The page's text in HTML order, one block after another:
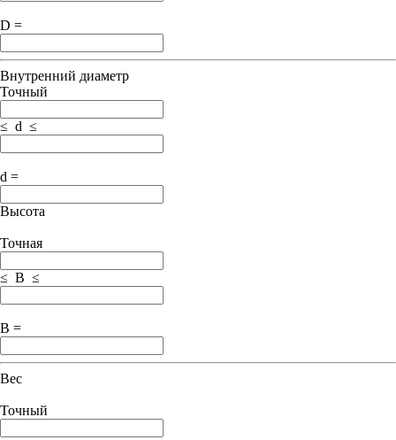
D =
Внутренний диаметр
Точный
≤ d ≤
d =
Высота
Точная
≤ B ≤
B =
Вес
Точный